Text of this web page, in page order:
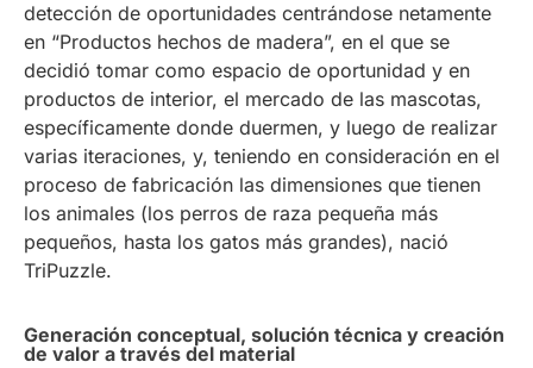
detección de oportunidades centrándose netamente
en “Productos hechos de madera”, en el que se
decidió tomar como espacio de oportunidad y en
productos de interior, el mercado de las mascotas,
específicamente donde duermen, y luego de realizar
varias iteraciones, y, teniendo en consideración en el
proceso de fabricación las dimensiones que tienen
los animales (los perros de raza pequeña más
pequeños, hasta los gatos más grandes), nació
TriPuzzle.
Generación conceptual, solución técnica y creación
de valor a través del material